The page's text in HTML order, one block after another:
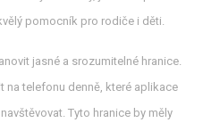
pomocník pro rodiče i děti.
jasné a srozumitelné hranice.
na telefonu denně, které aplikace
Tyto hranice by měly